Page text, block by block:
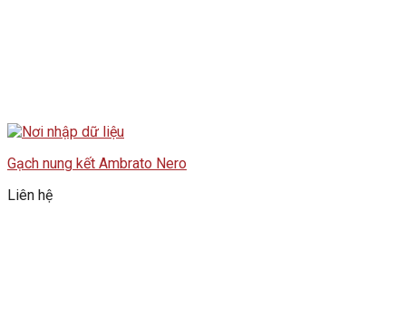
Gạch nung kết Ambrato Nero
Liên hệ